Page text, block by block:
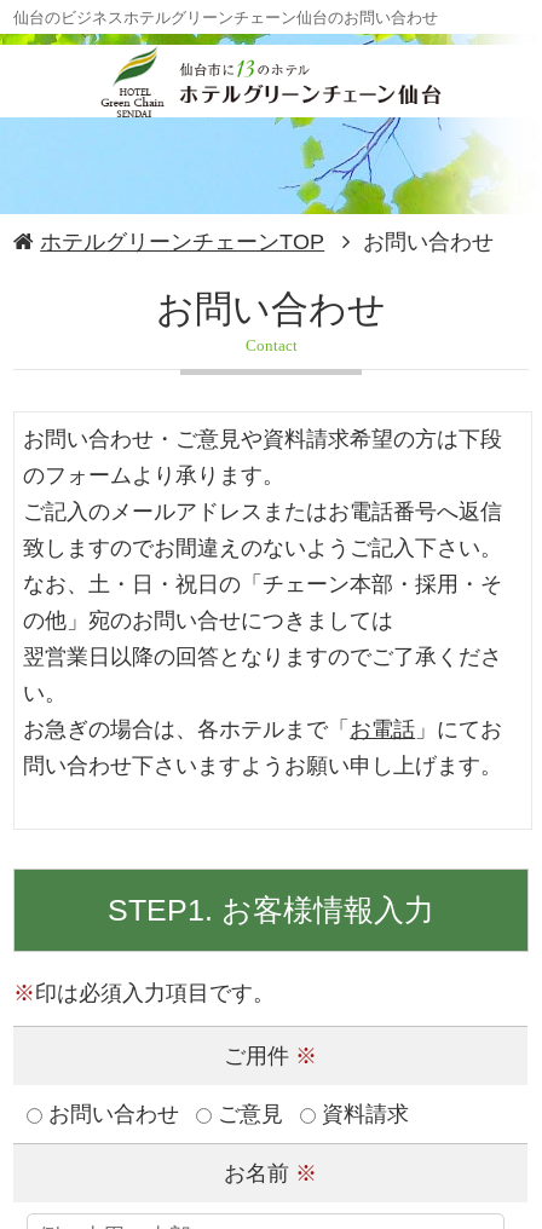
仙台のビジネスホテルグリーンチェーン仙台のお問い合わせ
ホテルグリーンチェーンTOP お問い合わせ
お問い合わせ
Contact
お問い合わせ・ご意見や資料請求希望の方は下段
のフォームより承ります。
ご記入のメールアドレスまたはお電話番号へ返信
致しますのでお間違えのないようご記入下さい。
なお、土・日・祝日の「チェーン本部・採用・そ
の他」宛のお問い合せにつきましては
翌営業日以降の回答となりますのでご了承くださ
い。
お急ぎの場合は、各ホテルまで「 お電話 」にてお
問い合わせ下さいますようお願い申し上げます。
STEP1. お客様情報入力
※印は必須入力項目です。
ご用件 ※
お問い合わせ ご意見 資料請求
お名前 ※